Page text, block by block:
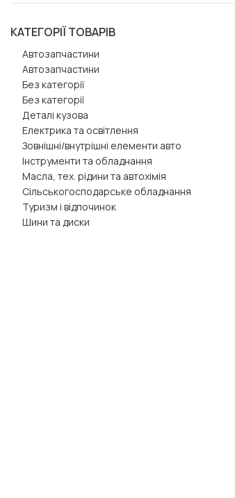
КАТЕГОРІЇ ТОВАРІВ
Автозапчастини
Автозапчастини
Без категорії
Без категорії
Деталі кузова
Електрика та освітлення
Зовнішні/внутрішні елементи авто
Інструменти та обладнання
Масла, тех. рідини та автохімія
Сільськогосподарське обладнання
Туризм і відпочинок
Шини та диски